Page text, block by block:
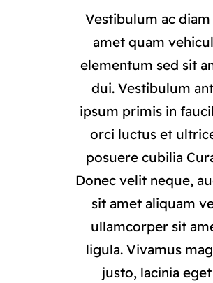
Vestibulum ac diam
amet quam
elementum sed sit
dui. Vestibulum
ipsum primis in
orci luctus et
posuere cubilia
Donec velit neque,
sit amet aliquam
ullamcorper sit
ligula. Vivamus
justo, lacinia eget